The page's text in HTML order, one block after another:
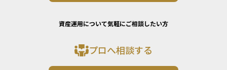
資産運用について気軽にご相談したい方
プロへ相談する